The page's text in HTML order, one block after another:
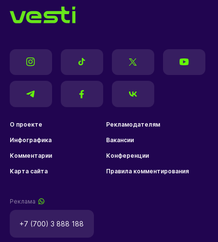
О проекте Рекламодателям
Инфографика Вакансии
Комментарии Конференции
Карта сайта Правила комментирования
Реклама
+7 (700) 3 888 188